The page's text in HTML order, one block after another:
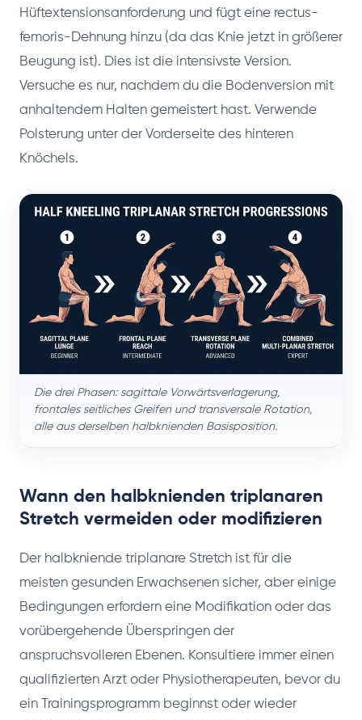
Hüftextensionsanforderung und fügt eine rectus-
femoris-Dehnung hinzu (da das Knie jetzt in größerer
Beugung ist). Dies ist die intensivste Version.
Versuche es nur, nachdem du die Bodenversion mit
anhaltendem Halten gemeistert hast. Verwende
Polsterung unter der Vorderseite des hinteren
Knöchels.
Die drei Phasen: sagittale Vorwärtsverlagerung,
frontales seitliches Greifen und transversale Rotation,
alle aus derselben halbknienden Basisposition.
Wann den halbknienden triplanaren
Stretch vermeiden oder modifizieren
Der halbkniende triplanare Stretch ist für die
meisten gesunden Erwachsenen sicher, aber einige
Bedingungen erfordern eine Modifikation oder das
vorübergehende Überspringen der
anspruchsvolleren Ebenen. Konsultiere immer einen
qualifizierten Arzt oder Physiotherapeuten, bevor du
ein Trainingsprogramm beginnst oder wieder